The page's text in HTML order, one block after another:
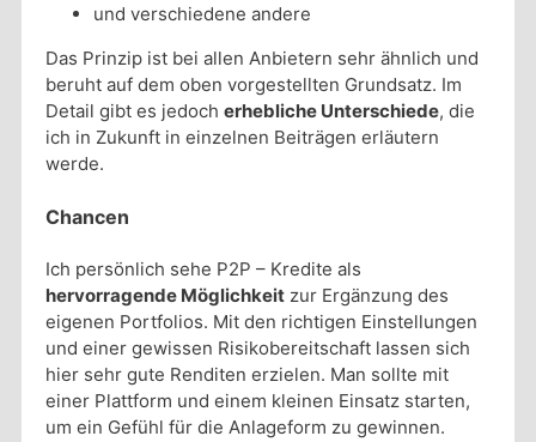
und verschiedene andere
Das Prinzip ist bei allen Anbietern sehr ähnlich und
beruht auf dem oben vorgestellten Grundsatz. Im
Detail gibt es jedoch erhebliche Unterschiede, die
ich in Zukunft in einzelnen Beiträgen erläutern
werde.
Chancen
Ich persönlich sehe P2P – Kredite als
hervorragende Möglichkeit zur Ergänzung des
eigenen Portfolios. Mit den richtigen Einstellungen
und einer gewissen Risikobereitschaft lassen sich
hier sehr gute Renditen erzielen. Man sollte mit
einer Plattform und einem kleinen Einsatz starten,
um ein Gefühl für die Anlageform zu gewinnen.